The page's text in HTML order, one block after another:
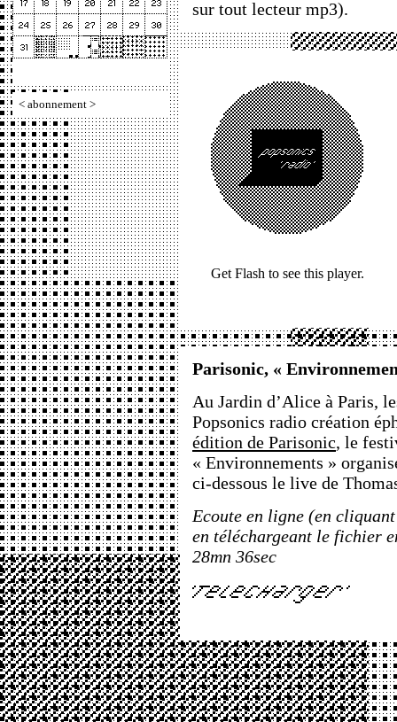
< abonnement >
sur tout lecteur mp3).
Get Flash to see this player.
Parisonic, «
Au Jardin d’Alice à Paris,
Popsonics radio création
édition de Parisonic, le
« Environnements »
ci-dessous le live de
Ecoute en ligne (en
en téléchargeant le fichier
28mn 36sec